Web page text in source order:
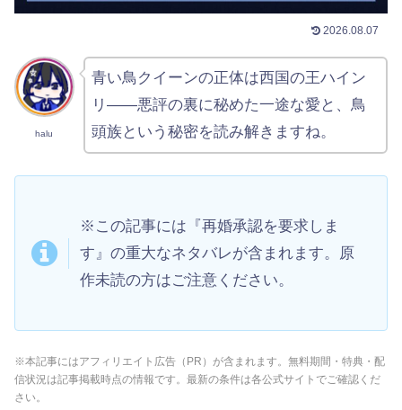
2026.08.07
halu
青い鳥クイーンの正体は西国の王ハイン
リ——悪評の裏に秘めた一途な愛と、鳥
頭族という秘密を読み解きますね。
※この記事には『再婚承認を要求しま
す』の重大なネタバレが含まれます。原
作未読の方はご注意ください。
※本記事にはアフィリエイト広告（PR）が含まれます。無料期間・特典・配
信状況は記事掲載時点の情報です。最新の条件は各公式サイトでご確認くだ
さい。